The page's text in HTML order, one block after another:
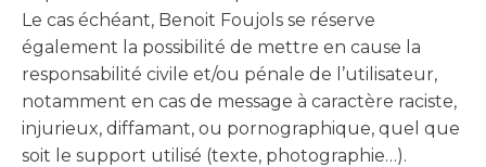
Le cas échéant, Benoit Foujols se réserve
également la possibilité de mettre en cause la
responsabilité civile et/ou pénale de l’utilisateur,
notamment en cas de message à caractère raciste,
injurieux, diffamant, ou pornographique, quel que
soit le support utilisé (texte, photographie…).